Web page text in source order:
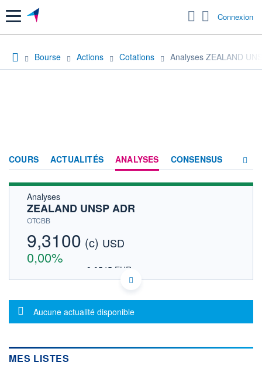
Menu Connexion
Bourse Actions Cotations Analyses ZEALAND
COURS ACTUALITÉS ANALYSES CONSENSUS
Analyses
ZEALAND UNSP ADR
OTCBB
9,3100 (c) USD
0,00%
8,0545 EUR
DONNÉES TEMPS DIFFÉRÉ
Politique d'exécution
Cotation sur les autres places
0,0000
Message d'information
Aucune actualité disponible
MES LISTES